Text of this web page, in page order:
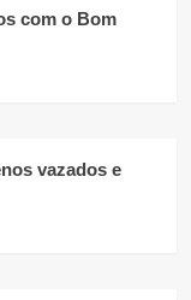
com o Bom
vazados e